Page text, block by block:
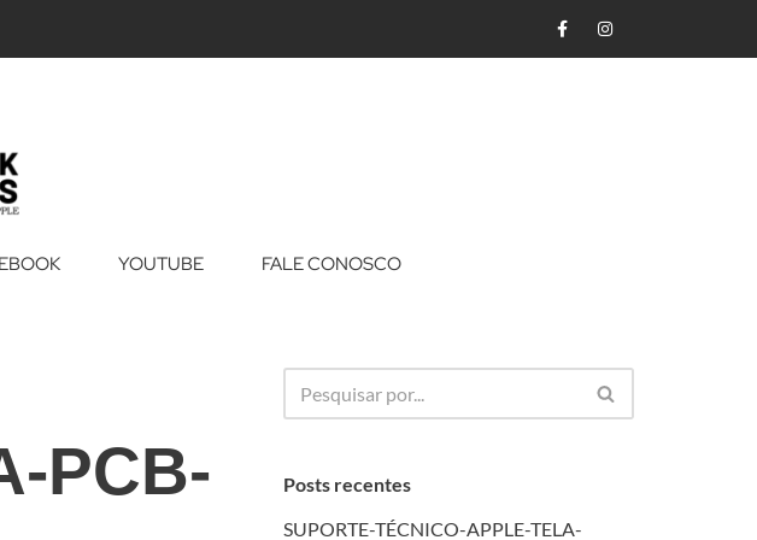
YOUTUBE FALE CONOSCO
PCB-
Posts recentes
SUPORTE-TÉCNICO-APPLE-TELA-